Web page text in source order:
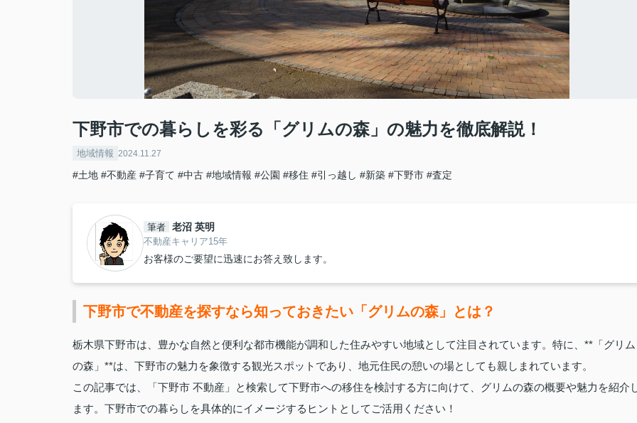
下野市での暮らしを彩る「グリムの森」の魅力を徹底解説！
地域情報 2024.11.27
#土地 #不動産 #子育て #中古 #地域情報 #公園 #移住 #引っ越し #新築 #下野市 #査定
筆者 老沼 英明
不動産キャリア15年
お客様のご要望に迅速にお答え致します。
下野市で不動産を探すなら知っておきたい「グリムの森」とは？
栃木県下野市は、豊かな自然と便利な都市機能が調和した住みやすい地域として注目されています。特に、**「グリム
の森」**は、下野市の魅力を象徴する観光スポットであり、地元住民の憩いの場としても親しまれています。
この記事では、「下野市 不動産」と検索して下野市への移住を検討する方に向けて、グリムの森の概要や魅力を紹介
ます。下野市での暮らしを具体的にイメージするヒントとしてご活用ください！